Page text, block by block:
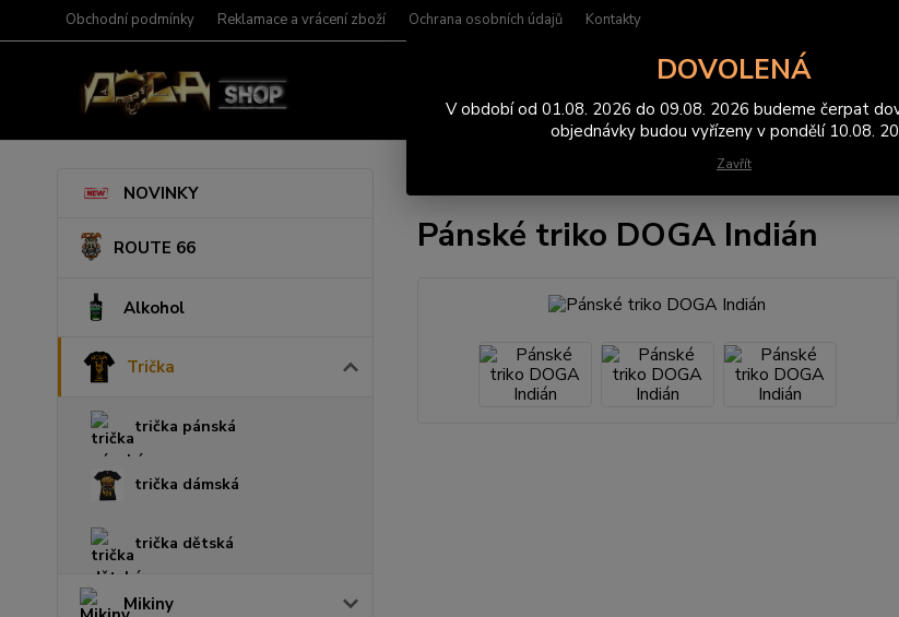
Obchodní podmínky Reklamace a vrácení zboží Ochrana osobních údajů Kontakty
NOVINKY
ROUTE 66
Alkohol
Trička
trička pánská
trička dámská
trička dětská
Mikiny
Pánské triko DOGA Indián
DOVOLENÁ
V období od 01.08. 2026 do 09.08. 2026 budeme čerpat
objednávky budou vyřízeny v pondělí 10.08.
Zavřít